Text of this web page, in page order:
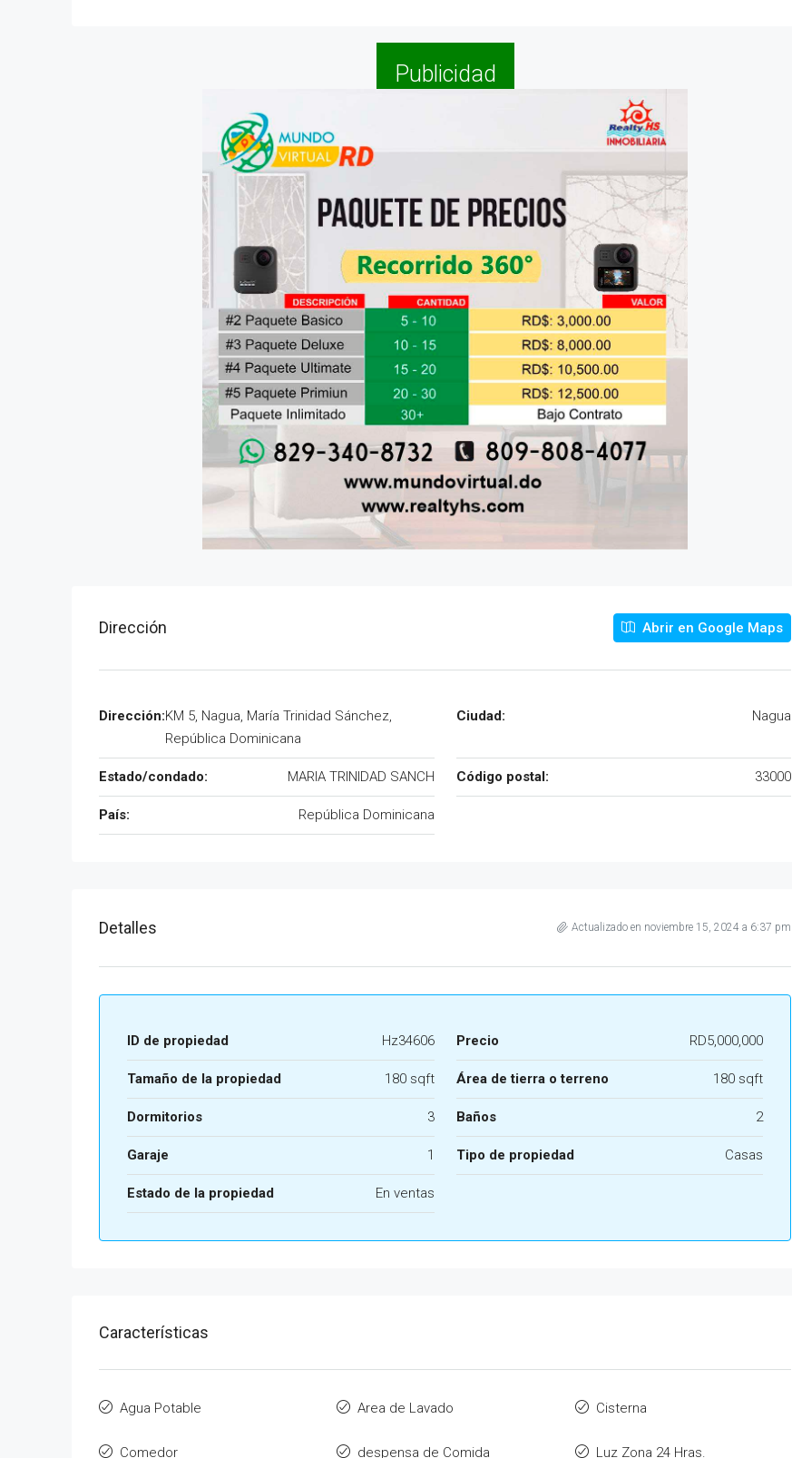
Publicidad
Dirección Abrir en Google Maps
Dirección:KM 5, Nagua, María Trinidad Sánchez,
República Dominicana
Ciudad: Nagua
Estado/condado: MARIA TRINIDAD SANCH Código postal: 33000
País: República Dominicana
Detalles Actualizado en noviembre 15, 2024 a 6:37 pm
ID de propiedad Hz34606 Precio RD5,000,000
Tamaño de la propiedad 180 sqft Área de tierra o terreno 180 sqft
Dormitorios 3 Baños 2
Garaje 1 Tipo de propiedad Casas
Estado de la propiedad En ventas
Características
Agua Potable Area de Lavado Cisterna
Comedor despensa de Comida Luz Zona 24 Hras.